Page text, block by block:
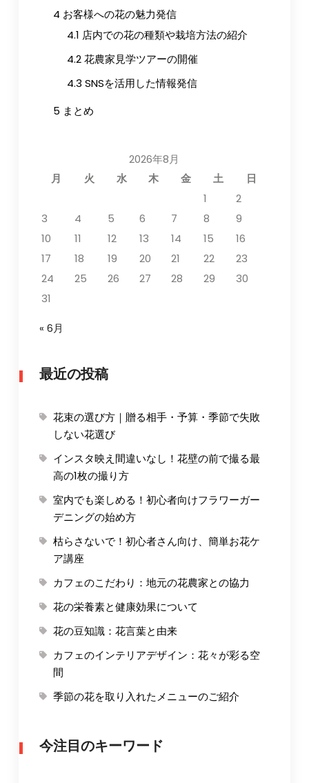
4 お客様への花の魅力発信
4.1 店内での花の種類や栽培方法の紹介
4.2花農家見学ツアーの開催
4.3 SNSを活用した情報発信
5 まとめ
2026年8月
月
火 水 木 金 土
日
1
2
3
4 5 6 7 8
9
10
11 12 13 14 15
16
17
18 19 20 21 22
23
24
25 26 27 28 29
30
31
« 6月
最近の投稿
花束の選び方｜贈る相手・予算・季節で失敗
しない花選び
インスタ映え間違いなし！花壁の前で撮る最
高の1枚の撮り方
室内でも楽しめる！初心者向けフラワーガー
デニングの始め方
枯らさないで！初心者さん向け、簡単お花ケ
ア講座
カフェのこだわり：地元の花農家との協力
花の栄養素と健康効果について
花の豆知識：花言葉と由来
カフェのインテリアデザイン：花々が彩る空
間
季節の花を取り入れたメニューのご紹介
今注目のキーワード